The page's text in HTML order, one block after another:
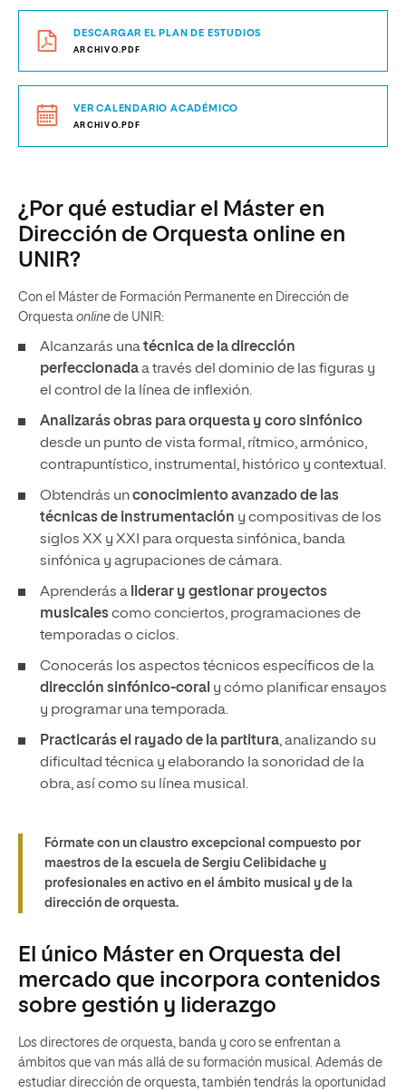
DESCARGAR EL PLAN DE ESTUDIOS
ARCHIVO.PDF
VER CALENDARIO ACADÉMICO
ARCHIVO.PDF
¿Por qué estudiar el Máster en
Dirección de Orquesta online en
UNIR?
Con el Máster de Formación Permanente en Dirección de
Orquesta online de UNIR:
Alcanzarás unatécnica de la dirección
perfeccionadaa través del dominio de las figuras y
el control de la línea de inflexión.
Analizarás obras para orquesta y coro sinfónico
desde un punto de vista formal, rítmico, armónico,
contrapuntístico, instrumental, histórico y contextual.
Obtendrás unconocimiento avanzado de las
técnicas de instrumentación y compositivas de los
siglos XX y XXI para orquesta sinfónica, banda
sinfónica y agrupaciones de cámara.
Aprenderás a liderar y gestionar proyectos
musicalescomo conciertos, programaciones de
temporadas o ciclos.
Conocerás los aspectos técnicos específicos de la
dirección sinfónico-coral y cómo planificar ensayos
y programar una temporada.
Practicarás el rayado de la partitura, analizando su
dificultad técnica y elaborando la sonoridad de la
obra, así como su línea musical.
Fórmate con un claustro excepcional compuesto por
maestros de la escuela de Sergiu Celibidache y
profesionales en activo en el ámbito musical y de la
dirección de orquesta.
El único Máster en Orquesta del
mercado que incorpora contenidos
sobre gestión y liderazgo
Los directores de orquesta, banda y coro se enfrentan a
ámbitos que van más allá de su formación musical. Además de
estudiar dirección de orquesta, también tendrás la oportunidad